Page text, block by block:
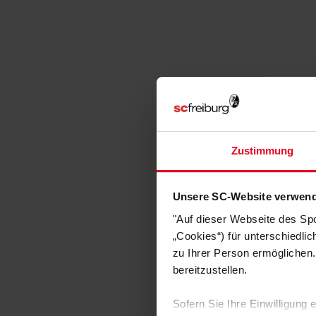
Zustimmung
Unsere SC-Website
"Auf dieser Webseite des
„Cookies“) für
zu Ihrer Person
bereitzustellen.
Sofern Sie Ihre Einwilligung